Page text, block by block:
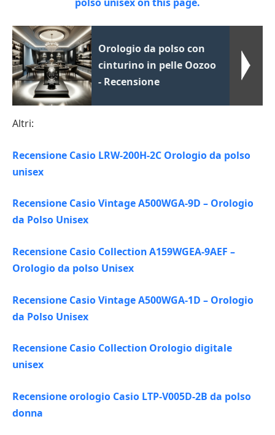
Orologio da polso con
cinturino in pelle Oozoo
- Recensione
Altri:
Recensione Casio LRW-200H-2C Orologio da polso
unisex
Recensione Casio Vintage A500WGA-9D – Orologio
da Polso Unisex
Recensione Casio Collection A159WGEA-9AEF –
Orologio da polso Unisex
Recensione Casio Vintage A500WGA-1D – Orologio
da Polso Unisex
Recensione Casio Collection Orologio digitale
unisex
Recensione orologio Casio LTP-V005D-2B da polso
donna